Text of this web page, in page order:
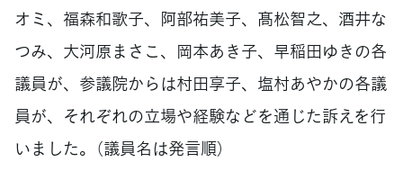
オミ、福森和歌子、阿部祐美子、髙松智之、酒井な
つみ、大河原まさこ、岡本あき子、早稲田ゆきの各
議員が、参議院からは村田享子、塩村あやかの各議
員が、それぞれの立場や経験などを通じた訴えを行
いました。（議員名は発言順）